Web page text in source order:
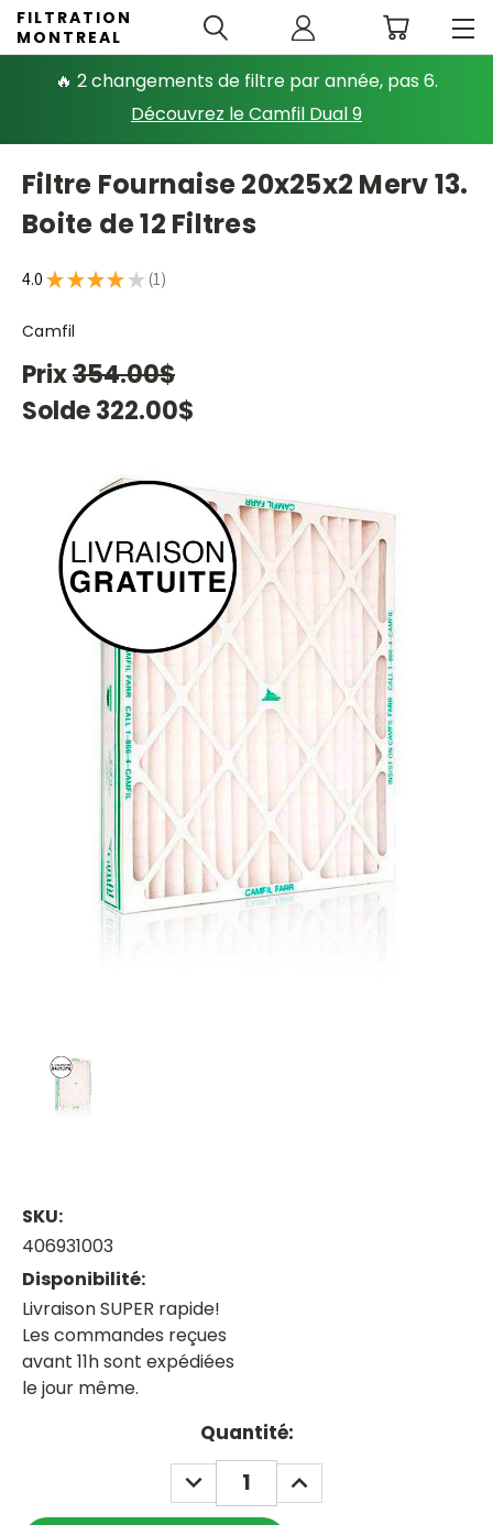
🔥 2 changements de filtre par année, pas 6.
Découvrez le Camfil Dual 9
FILTRATION
MONTREAL
Filtre Fournaise 20x25x2 Merv 13.
Boite de 12 Filtres
4.0★ ★ ★ ★ ★ 1
1
Camfil
Prix354.00$
Solde322.00$
SKU:
406931003
Disponibilité:
Livraison SUPER rapide!
Les commandes reçues
avant 11h sont expédiées
le jour même.
Quantité:
DECREASE
QUANTITY:
INCREASE
QUANTITY: